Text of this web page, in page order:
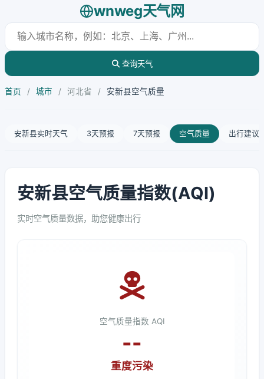
wnweg天气网
查询天气
首页 / 城市 / 河北省 / 安新县空气质量
安新县实时天气 3天预报 7天预报 空气质量 出行建议
安新县空气质量指数(AQI)
实时空气质量数据，助您健康出行
空气质量指数 AQI
--
重度污染